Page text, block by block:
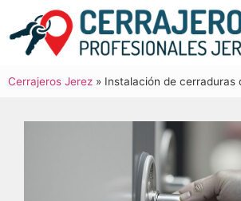
Cerrajeros Jerez » Instalación de cerraduras